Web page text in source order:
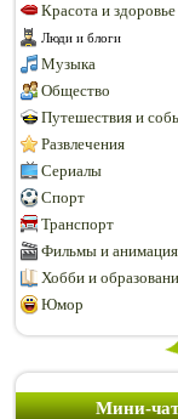
Красота и здоровье
Люди и блоги
Музыка
Общество
Путешествия и
Развлечения
Сериалы
Спорт
Транспорт
Фильмы и анимация
Хобби и
Юмор
Мини-чат